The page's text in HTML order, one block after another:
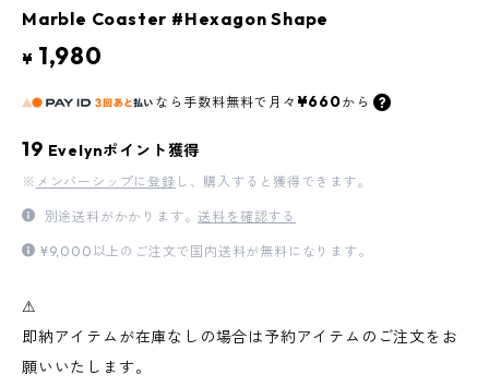
Marble Coaster #Hexagon Shape
¥ 1,980
なら 手数料無料で 月々 ¥660から
19 Evelynポイント獲得
※ メンバーシップに登録 し、購入すると獲得できます。
別途送料がかかります。送料を確認する
¥9,000以上のご注文で国内送料が無料になります。
⚠︎
即納アイテムが在庫なしの場合は予約アイテムのご注文をお
願いいたします。